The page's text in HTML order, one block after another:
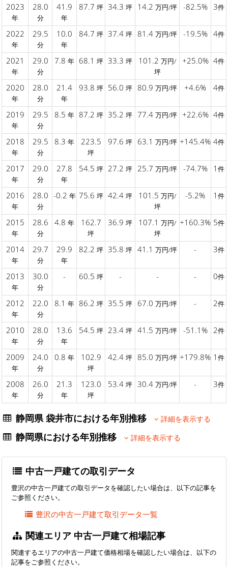
2023
年
28.0
分
41.9
年
87.7 坪 34.3 坪 14.2 万円/坪 -82.5% 3件
2022
年
29.5
分
10.0
年
84.7 坪 37.4 坪 81.4 万円/坪 -19.5% 4件
2021
年
29.0
分
7.8 年 68.1 坪 33.3 坪 101.2 万円/
坪
+25.0% 4件
2020
年
28.0
分
21.4
年
93.8 坪 56.0 坪 80.9 万円/坪 +4.6% 4件
2019
年
29.5
分
8.5 年 87.2 坪 35.2 坪 77.4 万円/坪 +22.6% 4件
2018
年
29.5
分
8.3 年 223.5
坪
97.6 坪 63.1 万円/坪 +145.4% 4件
2017
年
29.0
分
27.8
年
54.5 坪 27.2 坪 25.7 万円/坪 -74.7% 1 件
2016
年
28.0
分
-0.2 年 75.6 坪 42.4 坪 101.5 万円/
坪
-5.2% 1 件
2015
年
28.6
分
4.8 年 162.7
坪
36.9 坪 107.1 万円/
坪
+160.3% 5件
2014
年
29.7
分
29.9
年
82.2 坪 35.8 坪 41.1 万円/坪 - 3件
2013
年
30.0
分
- 60.5 坪 - - - 0件
2012
年
22.0
分
8.1 年 86.2 坪 35.5 坪 67.0 万円/坪 - 2件
2010
年
28.0
分
13.6
年
54.5 坪 23.4 坪 41.5 万円/坪 -51.1% 2件
2009
年
24.0
分
0.8 年 102.9
坪
42.4 坪 85.0 万円/坪 +179.8% 1 件
2008
年
26.0
分
21.3
年
123.0
坪
53.4 坪 30.4 万円/坪 - 3件
静岡県 袋井市における年別推移 詳細を表示する
静岡県における年別推移 詳細を表示する
中古一戸建ての取引データ
豊沢の中古一戸建ての取引データを確認したい場合は、以下の記事を
ご参照ください。
豊沢の中古一戸建て取引データ一覧
関連エリア 中古一戸建て相場記事
関連するエリアの中古一戸建て価格相場を確認したい場合は、以下の
記事をご参照ください。